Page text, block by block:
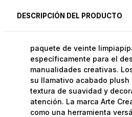
DESCRIPCIÓN DEL PRODUCTO
paquete de veinte
específicamente para el
manualidades creativas.
su llamativo acabado
textura de suavidad y
atención. La marca Arte
como una herramienta